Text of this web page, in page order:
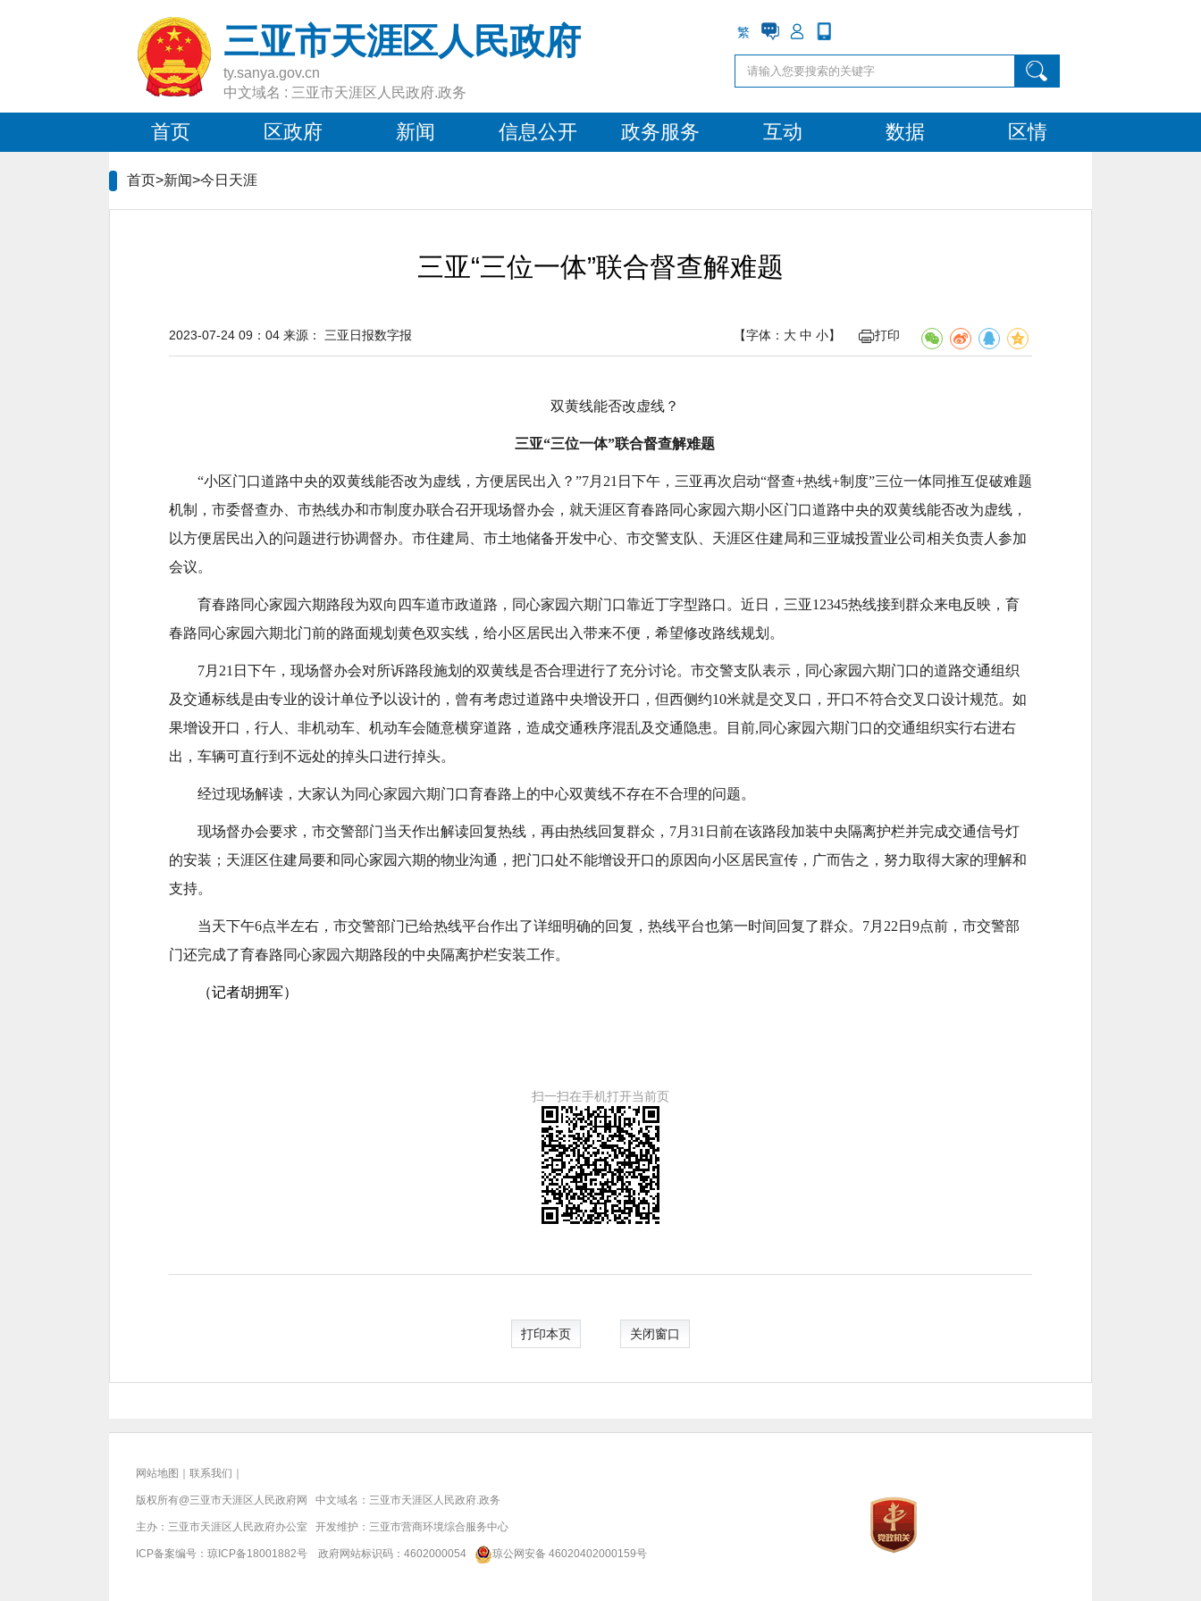
三亚市天涯区人民政府
ty.sanya.gov.cn
中文域名 : 三亚市天涯区人民政府.政务
繁
首页 区政府 新闻 信息公开 政务服务 互动 数据 区情
首页>新闻>今日天涯
三亚“三位一体”联合督查解难题
【字体： 大 中 小】 打印
2023-07-24 09：04 来源： 三亚日报数字报
双黄线能否改虚线？
三亚“三位一体”联合督查解难题
“小区门口道路中央的双黄线能否改为虚线，方便居民出入？”7月21日下午，三亚再次启动“督查+热线+制度”三位一体同推互促破难题
机制，市委督查办、市热线办和市制度办联合召开现场督办会，就天涯区育春路同心家园六期小区门口道路中央的双黄线能否改为虚线，
以方便居民出入的问题进行协调督办。市住建局、市土地储备开发中心、市交警支队、天涯区住建局和三亚城投置业公司相关负责人参加
会议。
育春路同心家园六期路段为双向四车道市政道路，同心家园六期门口靠近丁字型路口。近日，三亚12345热线接到群众来电反映，育
春路同心家园六期北门前的路面规划黄色双实线，给小区居民出入带来不便，希望修改路线规划。
7月21日下午，现场督办会对所诉路段施划的双黄线是否合理进行了充分讨论。市交警支队表示，同心家园六期门口的道路交通组织
及交通标线是由专业的设计单位予以设计的，曾有考虑过道路中央增设开口，但西侧约10米就是交叉口，开口不符合交叉口设计规范。如
果增设开口，行人、非机动车、机动车会随意横穿道路，造成交通秩序混乱及交通隐患。目前,同心家园六期门口的交通组织实行右进右
出，车辆可直行到不远处的掉头口进行掉头。
经过现场解读，大家认为同心家园六期门口育春路上的中心双黄线不存在不合理的问题。
现场督办会要求，市交警部门当天作出解读回复热线，再由热线回复群众，7月31日前在该路段加装中央隔离护栏并完成交通信号灯
的安装；天涯区住建局要和同心家园六期的物业沟通，把门口处不能增设开口的原因向小区居民宣传，广而告之，努力取得大家的理解和
支持。
当天下午6点半左右，市交警部门已给热线平台作出了详细明确的回复，热线平台也第一时间回复了群众。7月22日9点前，市交警部
门还完成了育春路同心家园六期路段的中央隔离护栏安装工作。
（记者胡拥军）
扫一扫在手机打开当前页
打印本页 关闭窗口
网站地图 联系我们
版权所有@三亚市天涯区人民政府网 中文域名： 三亚市天涯区人民政府.政务
主办：三亚市天涯区人民政府办公室 开发维护：三亚市营商环境综合服务中心
ICP备案编号： 琼ICP备18001882号 政府网站标识码： 4602000054 琼公网安备 46020402000159号